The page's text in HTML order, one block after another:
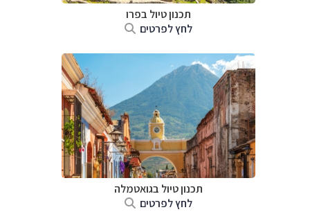
תכנון טיול בפרו
לחץ לפרטים
תכנון טיול בגואטמלה
לחץ לפרטים